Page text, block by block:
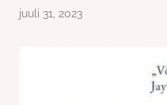
juuli 31, 2023